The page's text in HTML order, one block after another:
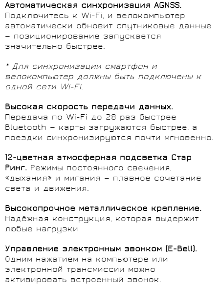
Автоматическая синхронизация AGNSS.
Подключитесь к Wi-Fi, и велокомпьютер
автоматически обновит спутниковые данные
— позиционирование запускается
значительно быстрее.
* Для синхронизации смартфон и
велокомпьютер должны быть подключены к
одной сети Wi-Fi.
Высокая скорость передачи данных.
Передача по Wi-Fi до 28 раз быстрее
Bluetooth — карты загружаются быстрее, а
поездки синхронизируются почти мгновенно.
12-цветная атмосферная подсветка Стар
Ринг. Режимы постоянного свечения,
«дыхания» и мигания — плавное сочетание
света и движения.
Высокопрочное металлическое крепление.
Надёжная конструкция, которая выдержит
любые нагрузки
Управление электронным звонком (E-Bell).
Одним нажатием на компьютере или
электронной трансмиссии можно
активировать встроенный звонок.